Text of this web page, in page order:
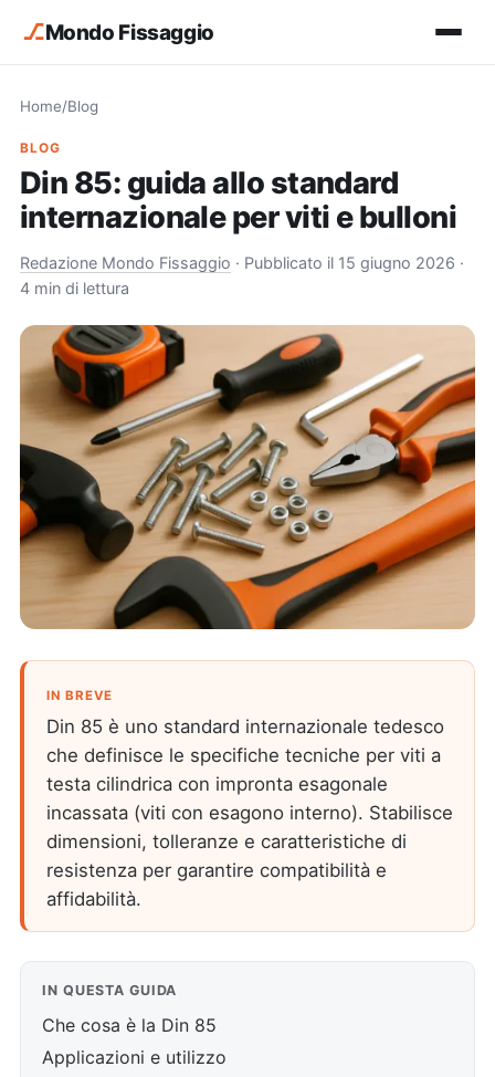
⎇Mondo Fissaggio
Home/Blog
BLOG
Din 85: guida allo standard
internazionale per viti e bulloni
Redazione Mondo Fissaggio · Pubblicato il 15 giugno 2026 ·
4 min di lettura
IN BREVE
Din 85 è uno standard internazionale tedesco
che definisce le specifiche tecniche per viti a
testa cilindrica con impronta esagonale
incassata (viti con esagono interno). Stabilisce
dimensioni, tolleranze e caratteristiche di
resistenza per garantire compatibilità e
affidabilità.
IN QUESTA GUIDA
Che cosa è la Din 85
Applicazioni e utilizzo